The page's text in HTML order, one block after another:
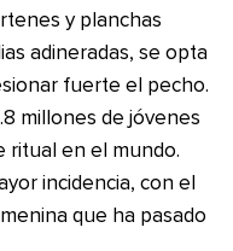
y planchas
adineradas, se opta
fuerte el pecho.
millones de jóvenes
ritual en el mundo.
incidencia, con el
que ha pasado